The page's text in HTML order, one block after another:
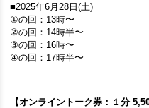
■2025年6月28日(土)
①の回：13時〜
②の回：14時半〜
③の回：16時〜
④の回：17時半〜
【オンライントーク券：１分